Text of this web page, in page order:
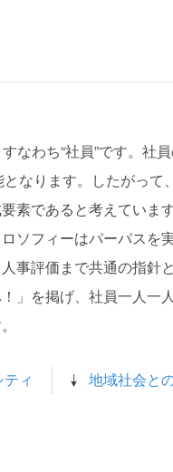
なわち“社員”です。社
なります。したがっ
素であると考えていま
ソフィーはパーパスを
事評価まで共通の指針
」を掲げ、社員一人一
ィ 地域社会と